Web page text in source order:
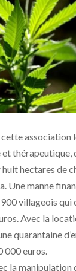
association
thérapeutique,
hectares de
Une manne
villageois qui
Avec la
quarantaine
000 euros.
la manipulation